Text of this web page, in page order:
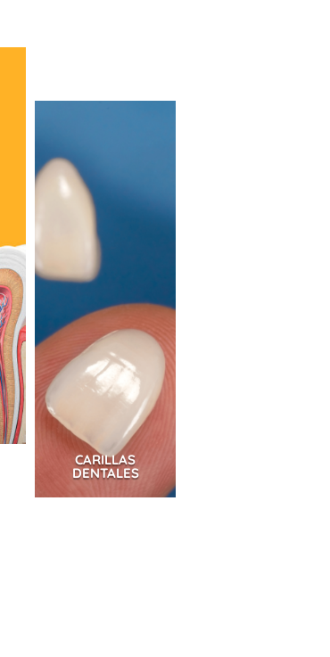
CARILLAS
DENTALES